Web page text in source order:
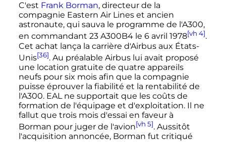
C'est Frank Borman, directeur de la
compagnie Eastern Air Lines et ancien
astronaute, qui sauva le programme de l'A300,
en commandant 23 A300B4 le 6 avril 1978[vh 4].
Cet achat lança la carrière d'Airbus aux États-
Unis[36]. Au préalable Airbus lui avait proposé
une location gratuite de quatre appareils
neufs pour six mois afin que la compagnie
puisse éprouver la fiabilité et la rentabilité de
l'A300. EAL ne supportait que les coûts de
formation de l'équipage et d'exploitation. Il ne
fallut que trois mois d'essai en faveur à
Borman pour juger de l'avion[vh 5]. Aussitôt
l'acquisition annoncée, Borman fut critiqué